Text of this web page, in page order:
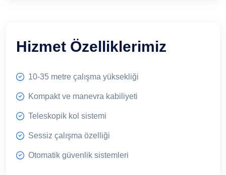
Hizmet Özelliklerimiz
10-35 metre çalışma yüksekliği
Kompakt ve manevra kabiliyeti
Teleskopik kol sistemi
Sessiz çalışma özelliği
Otomatik güvenlik sistemleri